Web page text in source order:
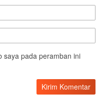
saya pada peramban ini